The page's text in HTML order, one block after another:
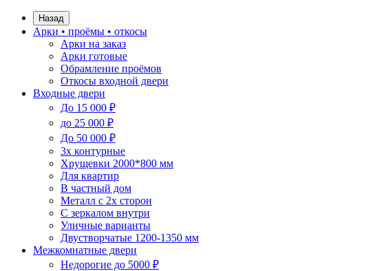
Назад
Арки • проёмы • откосы
Арки на заказ
Арки готовые
Обрамление проёмов
Откосы входной двери
Входные двери
До 15 000 ₽
до 25 000 ₽
До 50 000 ₽
3х контурные
Хрущевки 2000*800 мм
Для квартир
В частный дом
Металл с 2х сторон
С зеркалом внутри
Уличные варианты
Двустворчатые 1200-1350 мм
Межкомнатные двери
Недорогие до 5000 ₽